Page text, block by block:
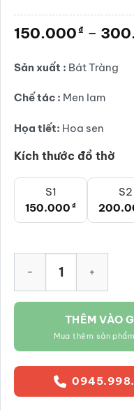
đánh giá
150.000 ₫ –
Sản xuất : Bát Tràng
Chế tác : Men lam
Họa tiết: Hoa sen
Kích thước đồ thờ
S1
150.000 ₫
S2
THÊM VÀO
Mua thêm sản